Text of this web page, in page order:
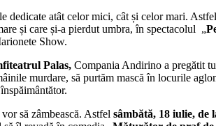
dedicate atât celor mici, cât și celor mari.
și care și-a pierdut umbra, în spectacolul „
Show.
Palas, Compania Andirino a pregătit
murdare, să purtăm mască în locurile
să zâmbească. Astfel sâmbătă, 18 iulie, de